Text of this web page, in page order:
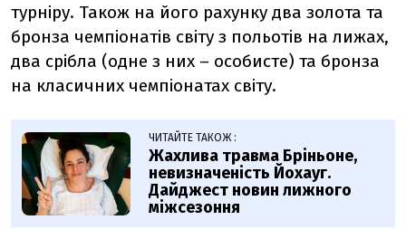
турніру. Також на його рахунку два золота та
бронза чемпіонатів світу з польотів на лижах,
два срібла (одне з них – особисте) та бронза
на класичних чемпіонатах світу.
ЧИТАЙТЕ ТАКОЖ :
Жахлива травма Бріньоне,
невизначеність Йохауг.
Дайджест новин лижного
міжсезоння